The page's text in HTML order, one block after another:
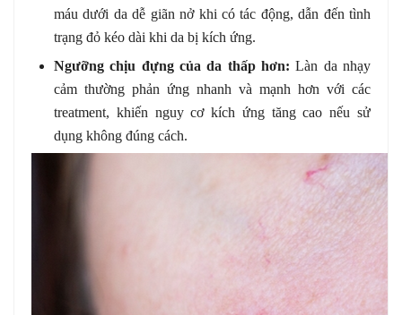
máu dưới da dễ giãn nở khi có tác động, dẫn đến tình
trạng đỏ kéo dài khi da bị kích ứng.
Ngưỡng chịu đựng của da thấp hơn: Làn da nhạy
cảm thường phản ứng nhanh và mạnh hơn với các
treatment, khiến nguy cơ kích ứng tăng cao nếu sử
dụng không đúng cách.